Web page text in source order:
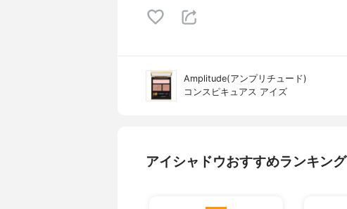
Amplitude(アンプリチュード)
コンスピキュアス アイズ
アイシャドウおすすめランキング